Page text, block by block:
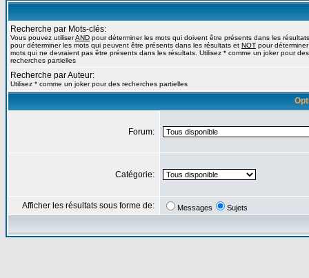
Recherche par Mots-clés:
Vous pouvez utiliserAND pour déterminer les mots qui doivent être présents dans les
pour déterminer les mots qui peuvent être présents dans les résultats et NOT pour
mots qui ne devraient pas être présents dans les résultats. Utilisez * comme un joker pour des
recherches partielles
Recherche par Auteur:
Utilisez * comme un joker pour des recherches partielles
Forum:
Catégorie:
Afficher les résultats sous forme de: Messages Sujets